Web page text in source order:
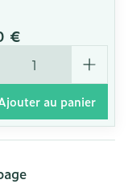
€
au panier